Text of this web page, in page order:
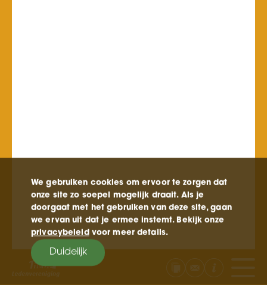
We gebruiken cookies om ervoor te zorgen dat
onze site zo soepel mogelijk draait. Als je
doorgaat met het gebruiken van deze site, gaan
we ervan uit dat je ermee instemt. Bekijk onze
privacybeleidvoor meer details.
Duidelijk